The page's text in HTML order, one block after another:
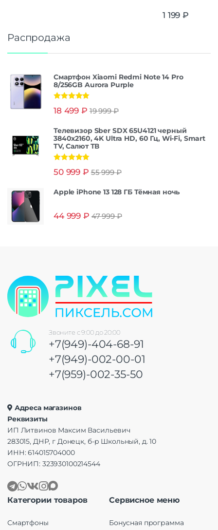
1 199 ₽
Распродажа
Смартфон Xiaomi Redmi Note 14 Pro
8/256GB Aurora Purple
из 5
18 499 ₽ 19 999₽
Телевизор Sber SDX 65U4121 черный
3840x2160, 4K Ultra HD, 60 Гц, Wi-Fi, Smart
TV, Салют ТВ
из 5
50 999 ₽ 55 999₽
Apple iPhone 13 128 ГБ Тёмная ночь
44 999 ₽ 47 999₽
Звоните с 9:00 до 20:00
+7(949)-404-68-91
+7(949)-002-00-01
+7(959)-002-35-50
Адреса магазинов
Реквизиты
ИП Литвинов Максим Васильевич
283015, ДНР, г Донецк, б-р Школьный, д. 10
ИНН: 614015704000
ОГРНИП: 323930100214544
Категории товаров
Смартфоны
Сервисное меню
Бонусная программа